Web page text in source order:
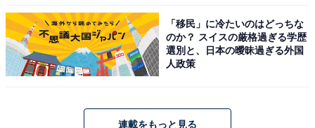
「移民」に冷たいのはどっちな
のか？ スイスの厳格過ぎる学歴
選別と、日本の曖昧過ぎる外国
人政策
連載をもっと見る